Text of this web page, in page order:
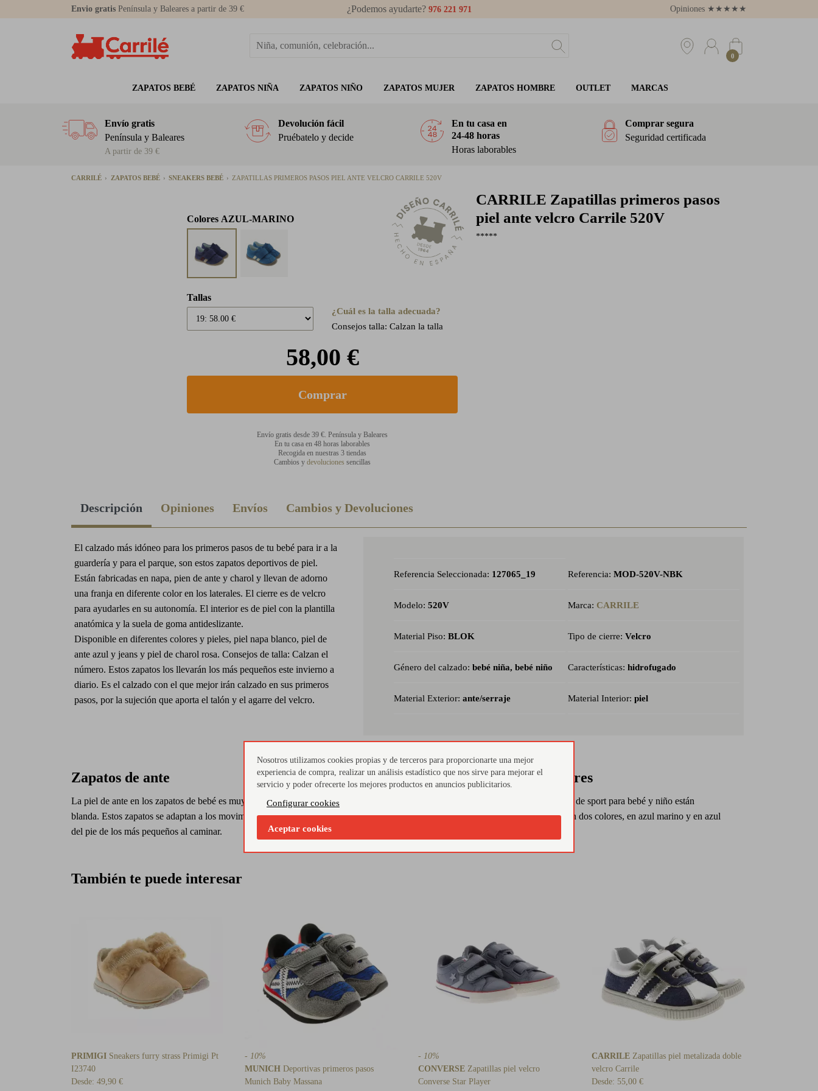
Envio gratis Península y Baleares a partir de 39 € ¿Podemos ayudarte? 976 221 971 Opiniones ★ ★ ★ ★ ★
0
ZAPATOS BEBÉ ZAPATOS NIÑA ZAPATOS NIÑO ZAPATOS MUJER ZAPATOS HOMBRE OUTLET MARCAS
Envío gratis
Península y Baleares
A partir de 39 €
Devolución fácil
Pruébatelo y decide
En tu casa en
24-48 horas
Horas laborables
Comprar segura
Seguridad certificada
CARRILÉ ZAPATOS BEBÉ SNEAKERS BEBÉ ZAPATILLAS PRIMEROS PASOS PIEL ANTE VELCRO CARRILE 520V
CARRILE Zapatillas primeros pasos
piel ante velcro Carrile 520V
*****
Colores AZUL-MARINO
Tallas
¿Cuál es la talla adecuada?
Consejos talla: Calzan la talla
58,00 €
Envío gratis desde 39 €. Península y Baleares
En tu casa en 48 horas laborables
Recogida en nuestras 3 tiendas
Cambios y devoluciones sencillas
Descripción Opiniones Envíos Cambios y Devoluciones
Referencia Seleccionada: 127065_19 Referencia: MOD-520V-NBK
Modelo: 520V Marca: CARRILE
Material Piso: BLOK Tipo de cierre: Velcro
Género del calzado: bebé niña, bebé niño Características: hidrofugado
Material Exterior: ante/serraje Material Interior: piel
El calzado más idóneo para los primeros pasos de tu bebé para ir a la
guardería y para el parque, son estos zapatos deportivos de piel.
Están fabricadas en napa, pien de ante y charol y llevan de adorno
una franja en diferente color en los laterales. El cierre es de velcro
para ayudarles en su autonomía. El interior es de piel con la plantilla
anatómica y la suela de goma antideslizante.
Disponible en diferentes colores y pieles, piel napa blanco, piel de
ante azul y jeans y piel de charol rosa. Consejos de talla: Calzan el
número. Estos zapatos los llevarán los más pequeños este invierno a
diario. Es el calzado con el que mejor irán calzado en sus primeros
pasos, por la sujeción que aporta el talón y el agarre del velcro.
Zapatos de ante
La piel de ante en los zapatos de bebé es muy suave y
blanda. Estos zapatos se adaptan a los movimientos
del pie de los más pequeños al caminar.
Con velcros
Para mayor comodad, elige zapatos para bebé con
cierre de velcro de gran sujeción en el empeine.
Dos colores
Estos zapatos de sport para bebé y niño están
disponibles en dos colores, en azul marino y en azul
También te puede interesar
PRIMIGI Sneakers furry strass Primigi Pt
I23740
Desde: 49,90 €
- 10%
MUNICH Deportivas primeros pasos
Munich Baby Massana
- 10%
CONVERSE Zapatillas piel velcro
Converse Star Player
CARRILE Zapatillas piel metalizada doble
velcro Carrile
Desde: 55,00 €
Nosotros utilizamos cookies propias y de terceros para proporcionarte una mejor
experiencia de compra, realizar un análisis estadístico que nos sirve para mejorar el
servicio y poder ofrecerte los mejores productos en anuncios publicitarios.
Configurar cookies
Aceptar cookies